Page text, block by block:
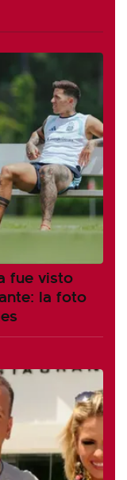
fue visto
la foto